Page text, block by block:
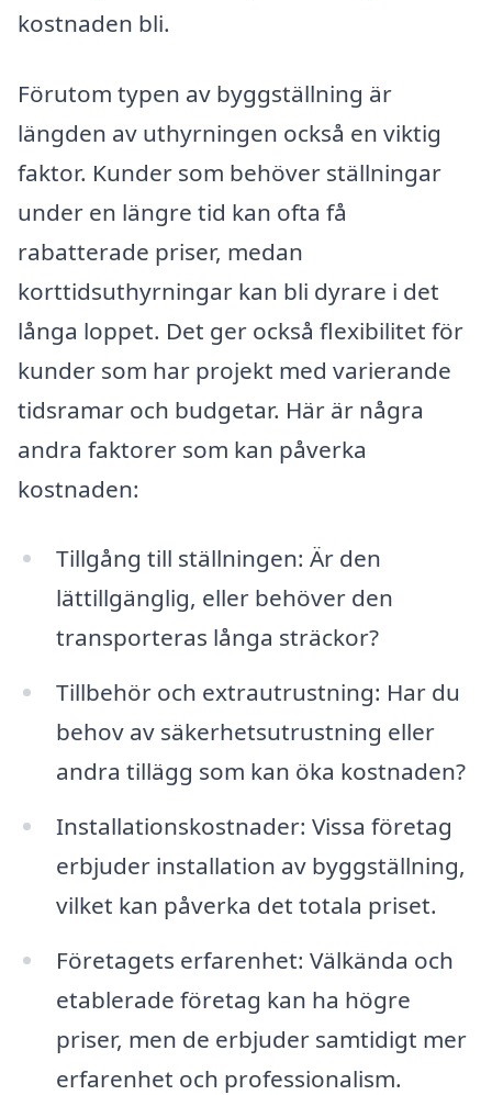
kostnaden bli.
Förutom typen av byggställning är
längden av uthyrningen också en viktig
faktor. Kunder som behöver ställningar
under en längre tid kan ofta få
rabatterade priser, medan
korttidsuthyrningar kan bli dyrare i det
långa loppet. Det ger också flexibilitet för
kunder som har projekt med varierande
tidsramar och budgetar. Här är några
andra faktorer som kan påverka
kostnaden:
Tillgång till ställningen: Är den
lättillgänglig, eller behöver den
transporteras långa sträckor?
Tillbehör och extrautrustning: Har du
behov av säkerhetsutrustning eller
andra tillägg som kan öka kostnaden?
Installationskostnader: Vissa företag
erbjuder installation av byggställning,
vilket kan påverka det totala priset.
Företagets erfarenhet: Välkända och
etablerade företag kan ha högre
priser, men de erbjuder samtidigt mer
erfarenhet och professionalism.